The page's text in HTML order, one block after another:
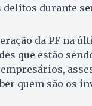
durante
da PF na
que estão
quem são os